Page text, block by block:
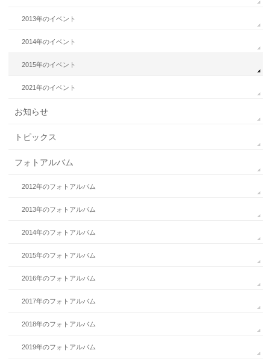
2013年のイベント
2014年のイベント
2015年のイベント
2021年のイベント
お知らせ
トピックス
フォトアルバム
2012年のフォトアルバム
2013年のフォトアルバム
2014年のフォトアルバム
2015年のフォトアルバム
2016年のフォトアルバム
2017年のフォトアルバム
2018年のフォトアルバム
2019年のフォトアルバム